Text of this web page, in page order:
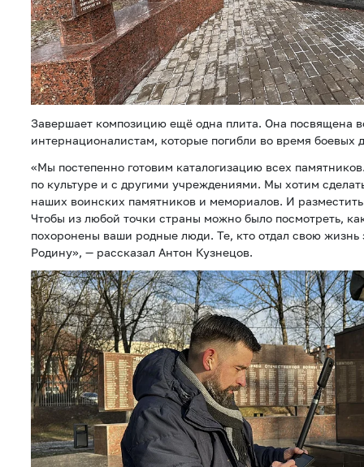
Завершает композицию ещё одна плита. Она посвящена
интернационалистам, которые погибли во время боевых
«Мы постепенно готовим каталогизацию всех
по культуре и с другими учреждениями. Мы хотим
наших воинских памятников и мемориалов. И
Чтобы из любой точки страны можно было посмотреть,
похоронены ваши родные люди. Те, кто отдал свою жизнь
Родину», — рассказал Антон Кузнецов.